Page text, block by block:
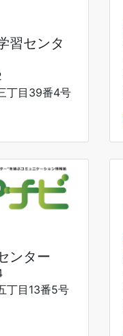
習センタ
丁目39番4号
ンター
丁目13番5号